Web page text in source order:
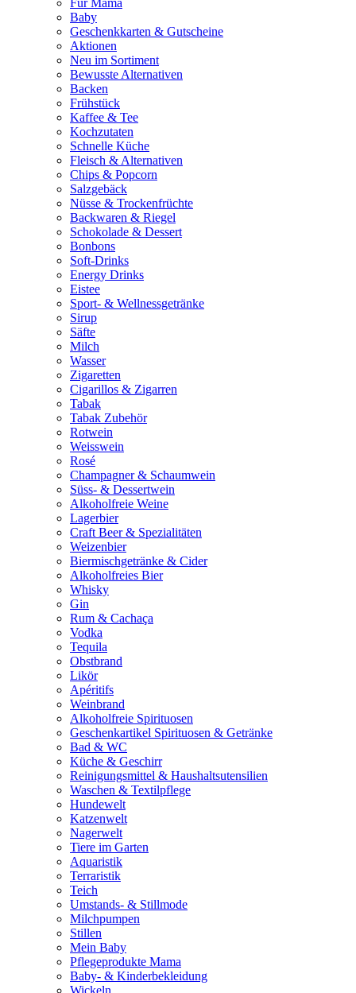
Für Mama
Baby
Geschenkkarten & Gutscheine
Aktionen
Neu im Sortiment
Bewusste Alternativen
Backen
Frühstück
Kaffee & Tee
Kochzutaten
Schnelle Küche
Fleisch & Alternativen
Chips & Popcorn
Salzgebäck
Nüsse & Trockenfrüchte
Backwaren & Riegel
Schokolade & Dessert
Bonbons
Soft-Drinks
Energy Drinks
Eistee
Sport- & Wellnessgetränke
Sirup
Säfte
Milch
Wasser
Zigaretten
Cigarillos & Zigarren
Tabak
Tabak Zubehör
Rotwein
Weisswein
Rosé
Champagner & Schaumwein
Süss- & Dessertwein
Alkoholfreie Weine
Lagerbier
Craft Beer & Spezialitäten
Weizenbier
Biermischgetränke & Cider
Alkoholfreies Bier
Whisky
Gin
Rum & Cachaça
Vodka
Tequila
Obstbrand
Likör
Apéritifs
Weinbrand
Alkoholfreie Spirituosen
Geschenkartikel Spirituosen & Getränke
Bad & WC
Küche & Geschirr
Reinigungsmittel & Haushaltsutensilien
Waschen & Textilpflege
Hundewelt
Katzenwelt
Nagerwelt
Tiere im Garten
Aquaristik
Terraristik
Teich
Umstands- & Stillmode
Milchpumpen
Stillen
Mein Baby
Pflegeprodukte Mama
Baby- & Kinderbekleidung
Wickeln